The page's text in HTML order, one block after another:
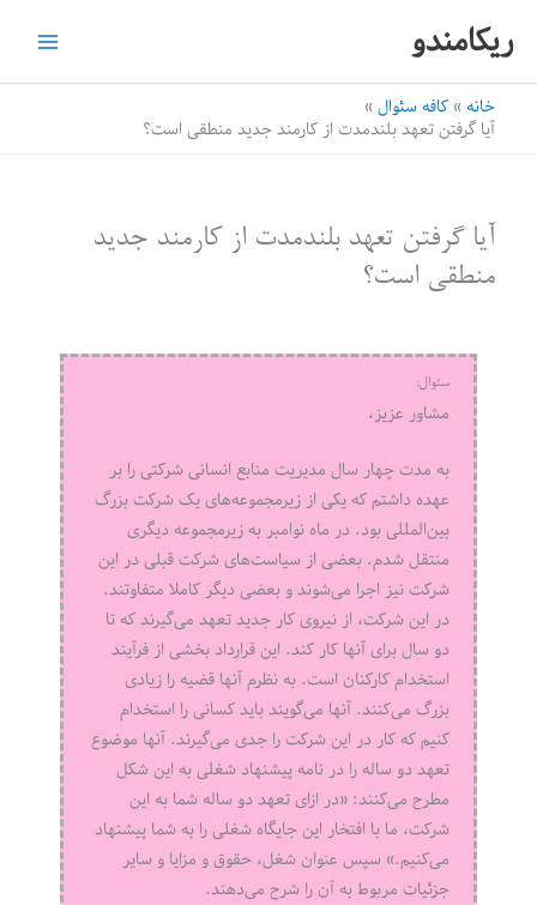
ریکامندو
خانه کافه سئوال
آیا گرفتن تعهد بلند‌مدت از کارمند جدید منطقی است؟
آیا گرفتن تعهد بلند‌مدت از کارمند جدید
منطقی است؟
سئوال:
مشاور عزیز،
به مدت چهار سال مدیریت منابع انسانی شرکتی را بر
عهده داشتم که یکی از زیرمجموعه‌های یک شرکت بزرگ
بین‌المللی بود. در ماه نوامبر به زیرمجموعه دیگری
منتقل شدم. بعضی از سیاست‌های شرکت قبلی در این
شرکت نیز اجرا می‌شوند و بعضی دیگر کاملا متفاوتند.
در این شرکت، از نیروی کار جدید تعهد می‌گیرند که تا
دو سال برای آنها کار کند. این قرارداد بخشی از فرآیند
استخدام کارکنان است. به نظرم آنها قضیه را زیادی
بزرگ می‌کنند. آنها می‌گویند باید کسانی را استخدام
کنیم که کار در این شرکت را جدی می‌گیرند. آنها موضوع
تعهد دو ساله را در نامه پیشنهاد شغلی به این شکل
مطرح می‌کنند: «در ازای تعهد دو ساله شما به این
شرکت، ما با افتخار این جایگاه شغلی را به شما پیشنهاد
می‌کنیم.» سپس عنوان شغل، حقوق و مزایا و سایر
جزئیات مربوط به آن را شرح می‌دهند.